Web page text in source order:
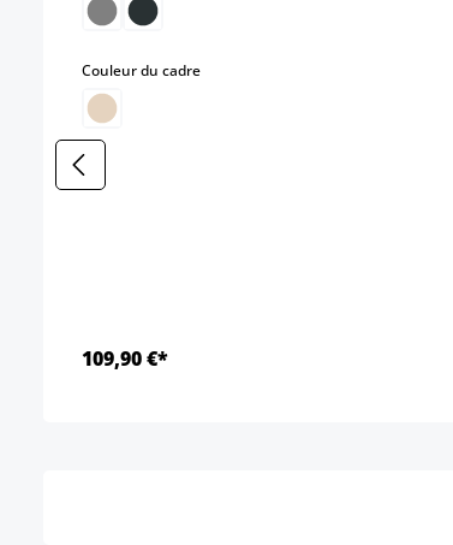
Couleur du cadreselect
109,90 €*